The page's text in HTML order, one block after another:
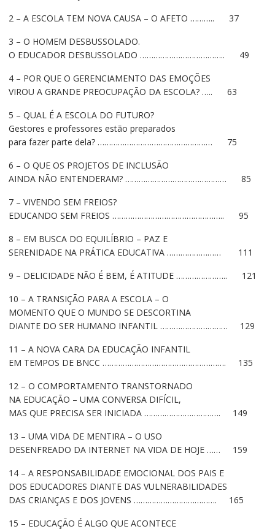
2 – A ESCOLA TEM NOVA CAUSA – O AFETO ……….. 37
3 – O HOMEM DESBUSSOLADO.
O EDUCADOR DESBUSSOLADO ……………………………….. 49
4 – POR QUE O GERENCIAMENTO DAS EMOÇÕES
VIROU A GRANDE PREOCUPAÇÃO DA ESCOLA? ….. 63
5 – QUAL É A ESCOLA DO FUTURO?
Gestores e professores estão preparados
para fazer parte dela? …………………………………………… 75
6 – O QUE OS PROJETOS DE INCLUSÃO
AINDA NÃO ENTENDERAM? ……………………………………… 85
7 – VIVENDO SEM FREIOS?
EDUCANDO SEM FREIOS ………………………………………….. 95
8 – EM BUSCA DO EQUILÍBRIO – PAZ E
SERENIDADE NA PRÁTICA EDUCATIVA …………………… 111
9 – DELICIDADE NÃO É BEM, É ATITUDE ………………….. 121
10 – A TRANSIÇÃO PARA A ESCOLA – O
MOMENTO QUE O MUNDO SE DESCORTINA
DIANTE DO SER HUMANO INFANTIL ………………………… 129
11 – A NOVA CARA DA EDUCAÇÃO INFANTIL
EM TEMPOS DE BNCC ………………………………………………. 135
12 – O COMPORTAMENTO TRANSTORNADO
NA EDUCAÇÃO – UMA CONVERSA DIFÍCIL,
MAS QUE PRECISA SER INICIADA ……………………………. 149
13 – UMA VIDA DE MENTIRA – O USO
DESENFREADO DA INTERNET NA VIDA DE HOJE …… 159
14 – A RESPONSABILIDADE EMOCIONAL DOS PAIS E
DOS EDUCADORES DIANTE DAS VULNERABILIDADES
DAS CRIANÇAS E DOS JOVENS ………………………………. 165
15 – EDUCAÇÃO É ALGO QUE ACONTECE